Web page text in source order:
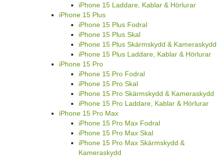
iPhone 15 Laddare, Kablar & Hörlurar
iPhone 15 Plus
iPhone 15 Plus Fodral
iPhone 15 Plus Skal
iPhone 15 Plus Skärmskydd & Kameraskydd
iPhone 15 Plus Laddare, Kablar & Hörlurar
iPhone 15 Pro
iPhone 15 Pro Fodral
iPhone 15 Pro Skal
iPhone 15 Pro Skärmskydd & Kameraskydd
iPhone 15 Pro Laddare, Kablar & Hörlurar
iPhone 15 Pro Max
iPhone 15 Pro Max Fodral
iPhone 15 Pro Max Skal
iPhone 15 Pro Max Skärmskydd &
Kameraskydd